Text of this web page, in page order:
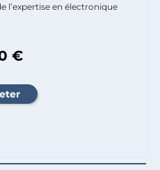
l’expertise en électronique
€